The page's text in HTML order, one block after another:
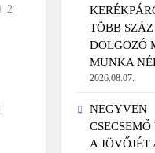
2
TÖBB SZÁZ
DOLGOZÓ
MUNKA
2026.08.07.
NEGYVEN
A JÖVŐJÉT